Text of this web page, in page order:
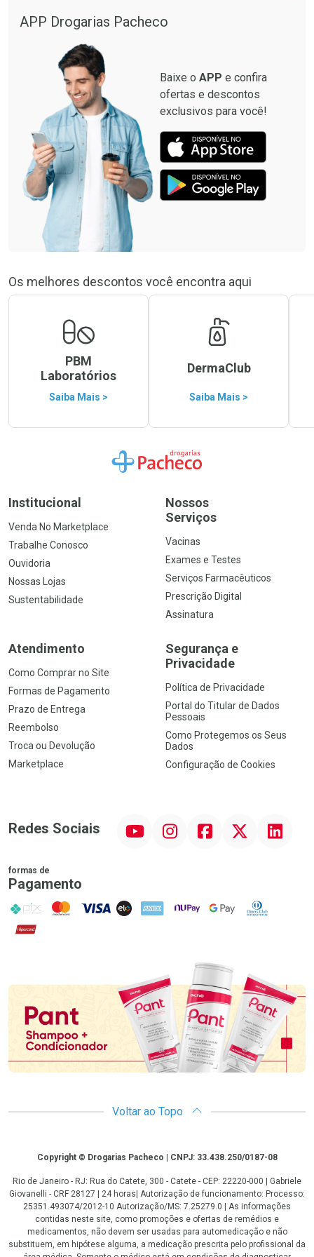
APP Drogarias Pacheco
Baixe o APP e confira
ofertas e descontos
exclusivos para você!
Os melhores descontos você encontra aqui
PBM
Laboratórios
Saiba Mais >
DermaClub
Saiba Mais >
Ir para a Home
Institucional
Venda No Marketplace
Trabalhe Conosco
Ouvidoria
Nossas Lojas
Sustentabilidade
Nossos
Serviços
Vacinas
Exames e Testes
Serviços Farmacêuticos
Prescrição Digital
Assinatura
Atendimento
Como Comprar no Site
Formas de Pagamento
Prazo de Entrega
Reembolso
Troca ou Devolução
Marketplace
Segurança e
Privacidade
Política de Privacidade
Portal do Titular de Dados
Pessoais
Como Protegemos os Seus
Dados
Configuração de Cookies
Redes Sociais InstagramFacebookTwitter Linkedin
formas de
Pagamento
PIX MasterCard
VISA ELO AMEX NuPay Google PayDiners Club
Hipercard
Voltar ao Topo
CopyrightCopyright © Drogarias Pacheco | CNPJ: 33.438.250/0187-08
Rio de Janeiro - RJ: Rua do Catete, 300 - Catete - CEP: 22220-000 | Gabriele
Giovanelli - CRF 28127 | 24 horas| Autorização de funcionamento: Processo:
25351.493074/2012-10 Autorização/MS: 7.25279.0 | As informações
contidas neste site, como promoções e ofertas de remédios e
medicamentos, não devem ser usadas para automedicação e não
substituem, em hipótese alguma, a medicação prescrita pelo profissional da